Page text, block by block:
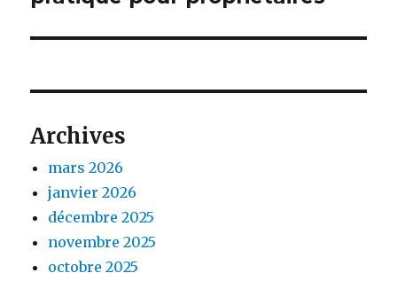
Archives
mars 2026
janvier 2026
décembre 2025
novembre 2025
octobre 2025